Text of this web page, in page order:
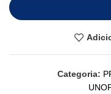
Categoria: